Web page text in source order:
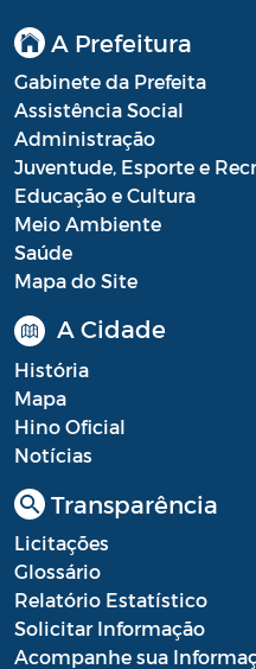
Conselho Municipal
Conselho
Criança e do
Extrato de
Extrato de
A Prefeitura
Gabinete da Prefeita
Assistência Social
Administração
Juventude, Esporte e
Educação e Cultura
Meio Ambiente
Saúde
Mapa do Site
A Cidade
História
Mapa
Hino Oficial
Notícias
Transparência
Licitações
Glossário
Relatório Estatístico
Solicitar Informação
Acompanhe sua